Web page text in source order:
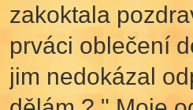
zakoktala
prváci oblečení
jim nedokázal